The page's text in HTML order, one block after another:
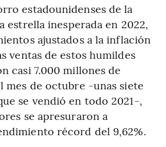
estadounidenses de la
estrella inesperada en 2022,
ajustados a la inflación
ventas de estos humildes
casi 7.000 millones de
mes de octubre -unas siete
se vendió en todo 2021-,
se apresuraron a
récord del 9,62%.